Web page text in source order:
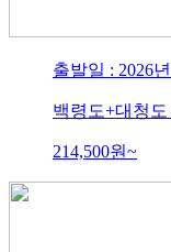
출발일 : 2026
백령도+대청도
214,500원~